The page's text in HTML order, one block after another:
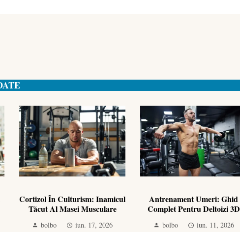
Cortizol În Culturism: Inamicul
Tăcut Al Masei Musculare
bolbo iun. 17, 2026
Antrenament Umeri: Ghid
Complet Pentru Deltoizi 3D
bolbo iun. 11, 2026